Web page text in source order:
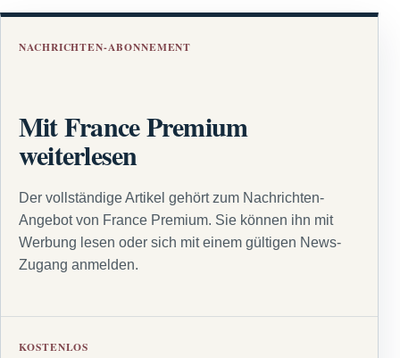
NACHRICHTEN-ABONNEMENT
Mit France Premium
weiterlesen
Der vollständige Artikel gehört zum Nachrichten-
Angebot von France Premium. Sie können ihn mit
Werbung lesen oder sich mit einem gültigen News-
Zugang anmelden.
KOSTENLOS